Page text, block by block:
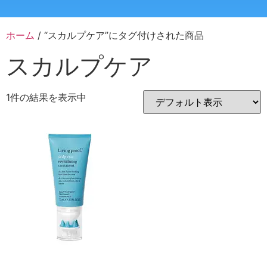
ホーム / “スカルプケア”にタグ付けされた商品
スカルプケア
1件の結果を表示中